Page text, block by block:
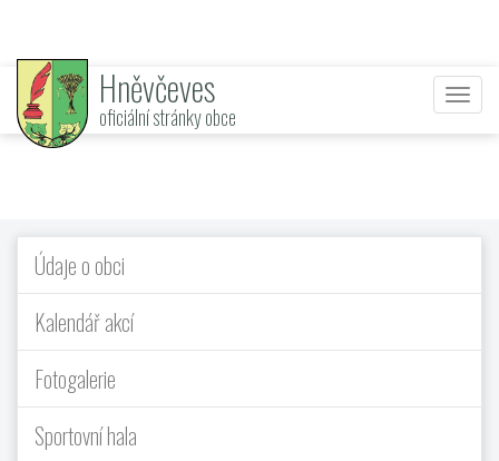
Hněvčeves
oficiální stránky obce
Údaje o obci
Kalendář akcí
Fotogalerie
Sportovní hala